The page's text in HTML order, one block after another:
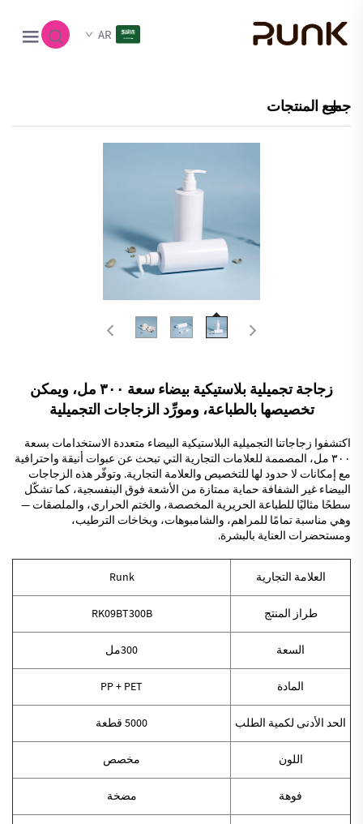
AR
جميع المنتجات
زجاجة تجميلية بلاستيكية بيضاء سعة ٣٠٠ مل، ويمكن
تخصيصها بالطباعة، ومورِّد الزجاجات التجميلية
اكتشفوا زجاجاتنا التجميلية البلاستيكية البيضاء متعددة الاستخدامات بسعة
٣٠٠ مل، المصممة للعلامات التجارية التي تبحث عن عبوات أنيقة واحترافية
مع إمكانات لا حدود لها للتخصيص والعلامة التجارية. وتوفّر هذه الزجاجات
البيضاء غير الشفافة حماية ممتازة من الأشعة فوق البنفسجية، كما تشكّل
سطحًا مثاليًا للطباعة الحريرية المخصصة، والختم الحراري، والملصقات —
وهي مناسبة تمامًا للمراهم، والشامبوهات، وبخاخات الترطيب،
ومستحضرات العناية بالبشرة.
العلامة التجارية Runk
طراز المنتج RK09BT300B
السعة 300مل
المادة PP + PET
الحد الأدنى لكمية الطلب 5000 قطعة
اللون مخصص
فوهة مضخة